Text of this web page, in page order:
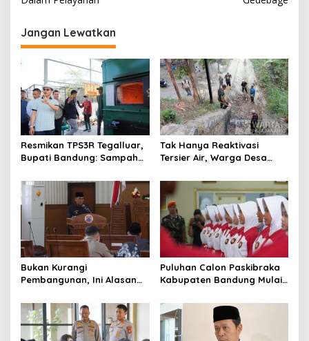
g
a
s
i
p
o
s
Jangan Lewatkan
Resmikan TPS3R Tegalluar,
Bupati Bandung: Sampah
Pemerintah
Tak Hanya Reaktivasi
Tersier Air, Warga Desa
Alternatif di Padalarang
Bukan Kurangi
Pembangunan, Ini Alasan
Pengurangan Belanja
Daerah
Puluhan Calon Paskibraka
Kabupaten Bandung Mulai